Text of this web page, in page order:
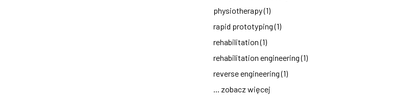
physiotherapy (1)
rapid prototyping (1)
rehabilitation (1)
rehabilitation engineering (1)
reverse engineering (1)
... zobacz więcej